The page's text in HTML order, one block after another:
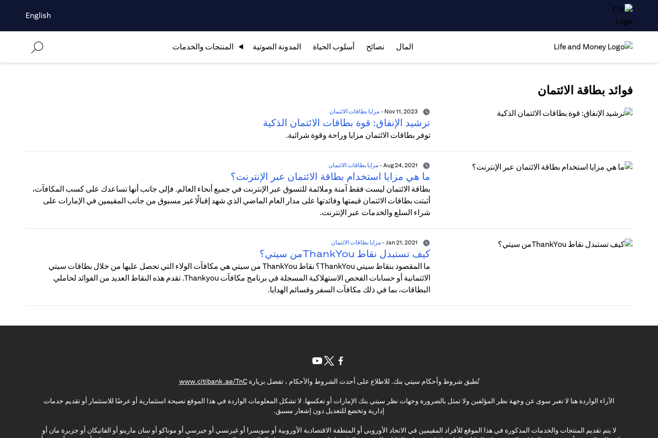
English
المال نصائح أسلوب الحياة المدونة الصوتية المنتجات والخدمات
فوائد بطاقة الائتمان
Nov 11, 2023
-مزايا بطاقات الائتمان
ترشيد الإنفاق: قوة بطاقات الائتمان الذكية
توفر بطاقات الائتمان مزايا وراحة وقوة شرائية.
-مزايا بطاقات الائتمان
ما هي مزايا استخدام بطاقة الائتمان عبر الإنترنت؟
بطاقة الائتمان ليست فقط آمنة وملائمة للتسوق عبر الإنترنت في جميع أنحاء العالم. فإلى جانب أنها تساعدك على كسب المكافآت،
أثبتت بطاقات الائتمان قيمتها وفائدتها على مدار العام الماضي الذي شهد إقبالًا غير مسبوق من جانب المقيمين في الإمارات على
شراء السلع والخدمات عبر الإنترنت.
-مزايا بطاقات الائتمان
كيف تستبدل نقاط ThankYouمن سيتي؟
ما المقصود بنقاط سيتي ThankYou؟ نقاط ThankYou من سيتي هي مكافآت الولاء التي تحصل عليها من خلال بطاقات سيتي
الائتمانية أو حسابات الفحص الاستهلاكية المسجلة في برنامج مكافآت Thankyou. تقدم هذه النقاط العديد من الفوائد لحاملي
البطاقات، بما في ذلك مكافآت السفر وقسائم الهدايا.
تُطبق شروط وأحكام سيتي بنك. للاطلاع على أحدث الشروط والأحكام ، تفضل بزيارةwww.citibank.ae/TnC
opens in a new tab
الآراء الواردة هنا لا تعبر سوى عن وجهة نظر المؤلفين ولا تمثل بالضرورة وجهات نظر سيتي بنك الإمارات أو تعكسها. لا تشكل المعلومات الواردة في هذا الموقع نصيحة استثمارية أو عرضًا للاستثمار أو تقديم خدمات
إدارية وتخضع للتعديل دون إشعار مسبق.
لا يتم تقديم المنتجات والخدمات المذكورة في هذا الموقع للأفراد المقيمين في الاتحاد الأوروبي أو المنطقة الاقتصادية الأوروبية أو سويسرا أو غيرنسي أو جيرسي أو موناكو أو سان مارينو أو الفاتيكان أو جزيرة مان أو